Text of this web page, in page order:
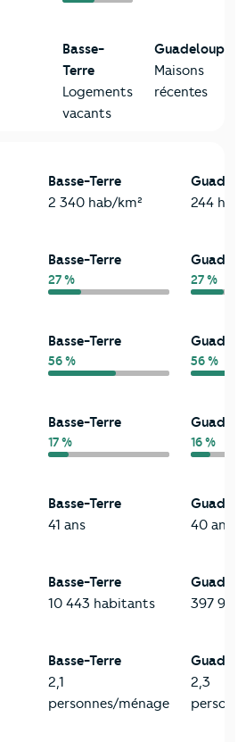
Basse-
Terre
Logements
vacants
Guadeloupe
Maisons
récentes
Basse-Terre
2 340 hab/km²
244
Basse-Terre
27 % 27 %
Basse-Terre
56 % 56 %
Basse-Terre
17 % 16 %
Basse-Terre
41 ans
40 ans
Basse-Terre
10 443 habitants
397
Basse-Terre
2,1
personnes/ménage
2,3